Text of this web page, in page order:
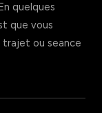
quelques
que vous
ou seance